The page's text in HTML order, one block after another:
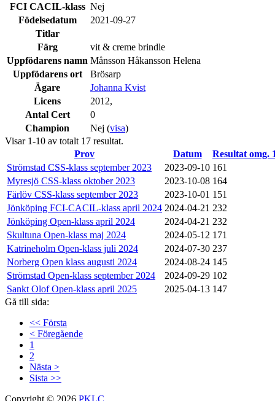
FCI CACIL-klass Nej
Födelsedatum
2021-09-27
Titlar
Färg
vit & creme brindle
Uppfödarens namn Månsson Håkansson Helena
Uppfödarens ort
Brösarp
Ägare
Johanna Kvist
Licens
2012,
Antal Cert
0
Champion
Nej (visa)
Visar 1-10 av totalt 17 resultat.
Prov
Datum
Resultat omg.
Strömstad CSS-klass september 2023
2023-09-10 161
Myresjö CSS-klass oktober 2023
2023-10-08 164
Färlöv CSS-klass september 2023
2023-10-01 151
Jönköping FCI-CACIL-klass april 2024 2024-04-21 232
Jönköping Open-klass april 2024
2024-04-21 232
Skultuna Open-klass maj 2024
2024-05-12 171
Katrineholm Open-klass juli 2024
2024-07-30 237
Norberg Open klass augusti 2024
2024-08-24 145
Strömstad Open-klass september 2024
2024-09-29 102
Sankt Olof Open-klass april 2025
2025-04-13 147
Gå till sida:
<< Första
< Föregående
1
2
Nästa >
Sista >>
Copyright © 2026 PKLC.